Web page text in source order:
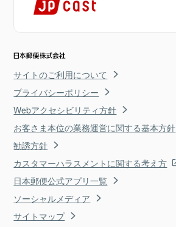
サイトのご利用について
プライバシーポリシー
Webアクセシビリティ方針
お客さま本位の業務運営に関する基本方針
勧誘方針
カスタマーハラスメントに関する考え方
日本郵便公式アプリ一覧
ソーシャルメディア
サイトマップ